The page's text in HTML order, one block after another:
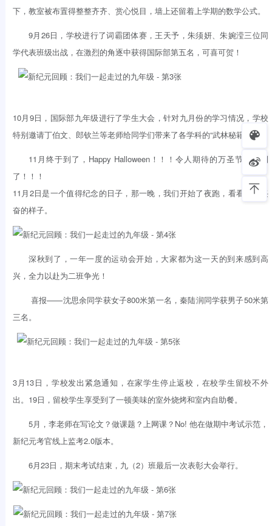
下，教室被布置得整整齐齐、赏心悦目，墙上还留着上学期的数学公式。
9月26日，学校进行了词霸团体赛，王天予，朱须妍、朱婉滢三位同
学代表班级出战，在激烈的角逐中获得国际部第五名，可喜可贺！
10月9日，国际部九年级进行了学生大会，针对九月份的学习情况，学校
特别邀请丁伯文、郎钦兰等老师给同学们带来了各学科的“武林秘籍”。
11月终于到了，Happy Halloween！！！令人期待的万圣节终于到
了！！！
11月2日是一个值得纪念的日子，那一晚，我们开始了夜跑，看看我们兴
奋的样子。
深秋到了，一年一度的运动会开始，大家都为这一天的到来感到高
兴，全力以赴为二班争光！
喜报——沈思余同学获女子800米第一名，秦陆润同学获男子50米第
三名。
3月13日，学校发出紧急通知，在家学生停止返校，在校学生留校不外
出。19日，留校学生享受到了一顿美味的室外烧烤和室内自助餐。
5月，李老师在写论文？做课题？上网课？No! 他在做期中考试示范，
新纪元考官线上监考2.0版本。
6月23日，期末考试结束，九（2）班最后一次表彰大会举行。